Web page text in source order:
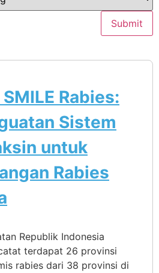
Rabies:
Sistem
untuk
Rabies
Republik Indonesia
terdapat 26 provinsi
rabies dari 38 provinsi di